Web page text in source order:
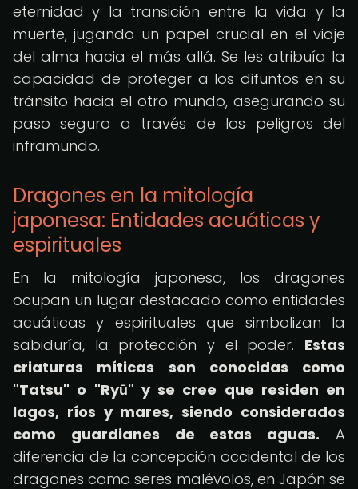
eternidad y la transición entre la vida y la
muerte, jugando un papel crucial en el viaje
del alma hacia el más allá. Se les atribuía la
capacidad de proteger a los difuntos en su
tránsito hacia el otro mundo, asegurando su
paso seguro a través de los peligros del
inframundo.
Dragones en la mitología
japonesa: Entidades acuáticas y
espirituales
En la mitología japonesa, los dragones
ocupan un lugar destacado como entidades
acuáticas y espirituales que simbolizan la
sabiduría, la protección y el poder. Estas
criaturas míticas son conocidas como
"Tatsu" o "Ryū" y se cree que residen en
lagos, ríos y mares, siendo considerados
como guardianes de estas aguas. A
diferencia de la concepción occidental de los
dragones como seres malévolos, en Japón se